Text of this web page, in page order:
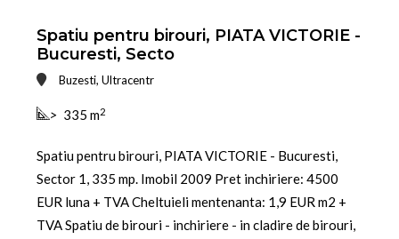
Spatiu pentru birouri, PIATA VICTORIE -
Bucuresti, Secto
Buzesti, Ultracentr
> 335 m2
Spatiu pentru birouri, PIATA VICTORIE - Bucuresti,
Sector 1, 335 mp. Imobil 2009 Pret inchiriere: 4500
EUR luna + TVA Cheltuieli mentenanta: 1,9 EUR m2 +
TVA Spatiu de birouri - inchiriere - in cladire de birouri,